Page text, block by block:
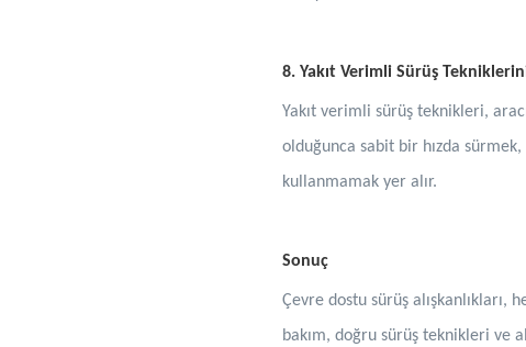
8. Yakıt Verimli Sürüş
Yakıt verimli sürüş teknikleri,
olduğunca sabit bir hızda
kullanmamak yer alır.
Sonuç
Çevre dostu sürüş
bakım, doğru sürüş teknikleri ve